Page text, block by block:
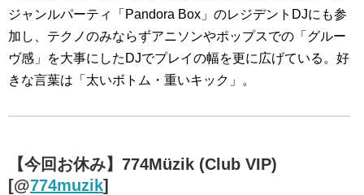
ジャンルパーティ「Pandora Box」のレジデントDJにも参
加し、テクノのみならずアニソンやポップスでの「グルー
ヴ感」を大事にしたDJでプレイの幅を更に広げている。好
きな言葉は「太いボトム・重いキック」。
【今回お休み】774Müzik (Club VIP)
[@774muzik]